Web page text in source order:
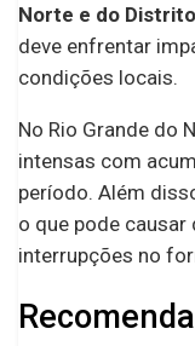
Norte e do
deve enfrentar
condições locais.
No Rio Grande do
intensas com
período. Além
o que pode
interrupções no